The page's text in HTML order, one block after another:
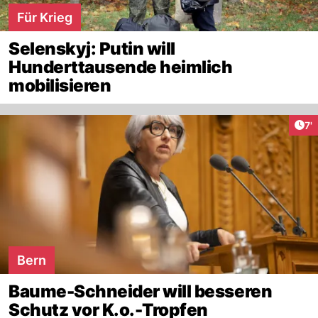
Für Krieg
Selenskyj: Putin will
Hunderttausende heimlich
mobilisieren
7'
Bern
Baume-Schneider will besseren
Schutz vor K.o.-Tropfen